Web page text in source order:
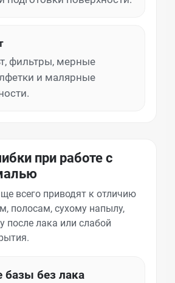
фильтры, мерные
и малярные
при работе с
всего приводят к отличию
полосам, сухому напылу,
после лака или слабой
базы без лака